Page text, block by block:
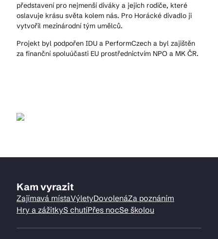
© 2026 Brána Jihlavy
představení pro nejmenší diváky a jejich rodiče, které
oslavuje krásu světa kolem nás. Pro Horácké divadlo ji
vytvořil mezinárodní tým umělců.
Projekt byl podpořen IDU a PerformCzech a byl zajištěn
za finanční spoluúčasti EU prostřednictvím NPO a MK ČR.
Kam vyrazit
Zajímavá místaVýletyDovolenáZa poznáním
Hry a zážitkyS chutíPřes nocSe školou